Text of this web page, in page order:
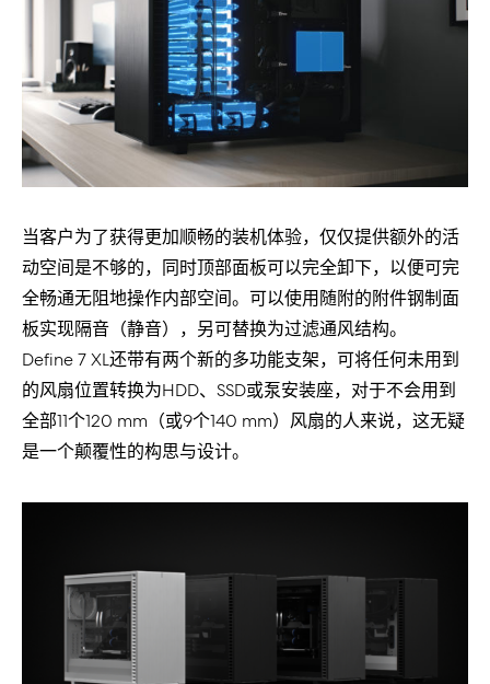
当客户为了获得更加顺畅的装机体验，仅仅提供额外的活
动空间是不够的，同时顶部面板可以完全卸下，以便可完
全畅通无阻地操作内部空间。可以使用随附的附件钢制面
板实现隔音（静音），另可替换为过滤通风结构。
Define 7 XL还带有两个新的多功能支架，可将任何未用到
的风扇位置转换为HDD、SSD或泵安装座，对于不会用到
全部11个120 mm（或9个140 mm）风扇的人来说，这无疑
是一个颠覆性的构思与设计。